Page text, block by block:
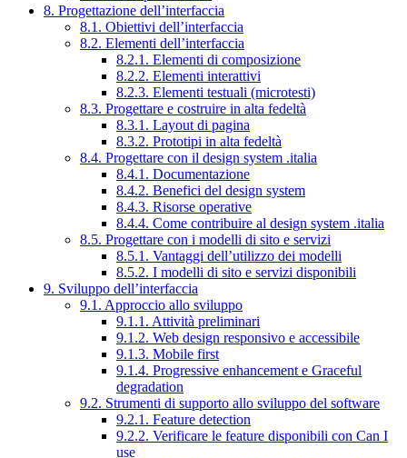
8. Progettazione dell’interfaccia
8.1. Obiettivi dell’interfaccia
8.2. Elementi dell’interfaccia
8.2.1. Elementi di composizione
8.2.2. Elementi interattivi
8.2.3. Elementi testuali (microtesti)
8.3. Progettare e costruire in alta fedeltà
8.3.1. Layout di pagina
8.3.2. Prototipi in alta fedeltà
8.4. Progettare con il design system .italia
8.4.1. Documentazione
8.4.2. Benefici del design system
8.4.3. Risorse operative
8.4.4. Come contribuire al design system .italia
8.5. Progettare con i modelli di sito e servizi
8.5.1. Vantaggi dell’utilizzo dei modelli
8.5.2. I modelli di sito e servizi disponibili
9. Sviluppo dell’interfaccia
9.1. Approccio allo sviluppo
9.1.1. Attività preliminari
9.1.2. Web design responsivo e accessibile
9.1.3. Mobile first
9.1.4. Progressive enhancement e Graceful
degradation
9.2. Strumenti di supporto allo sviluppo del software
9.2.1. Feature detection
9.2.2. Verificare le feature disponibili con Can I
use